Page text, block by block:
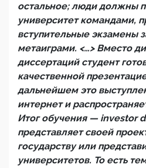
остальное; люди должны
университет командами,
вступительные экзамены
метаиграми. <…> Вместо
диссертаций студент
качественной
дальнейшем это
интернет и
Итог обучения — investor
представляет своей
государству или
университетов. То есть